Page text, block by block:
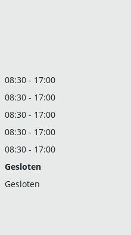
08:30 - 17:00
08:30 - 17:00
08:30 - 17:00
08:30 - 17:00
08:30 - 17:00
Gesloten
Gesloten